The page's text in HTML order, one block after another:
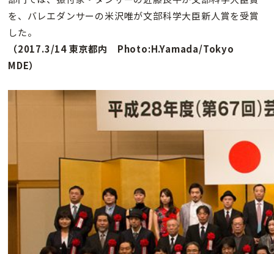
を、バレエダンサーの米沢唯が文部科学大臣新人賞を受賞
した。
（2017.3/14 東京都内 Photo:H.Yamada/Tokyo
MDE）